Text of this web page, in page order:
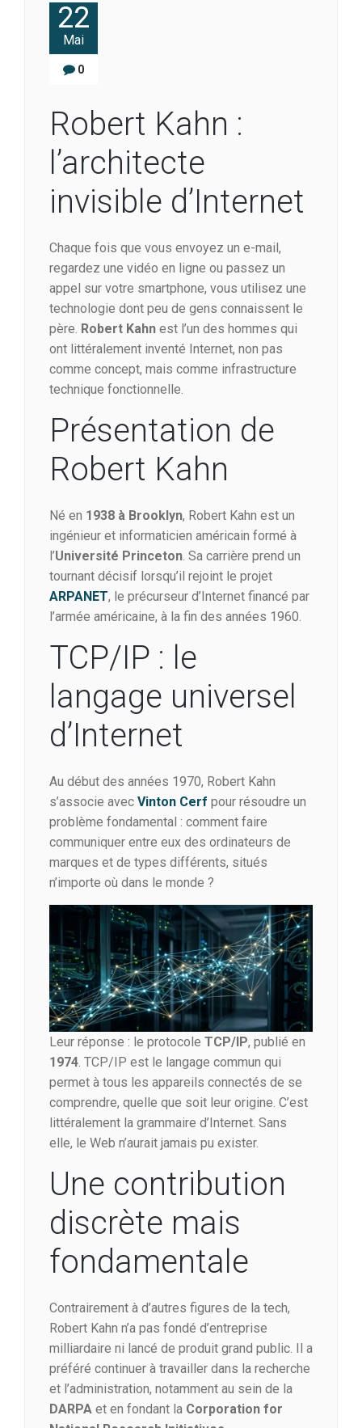
22
Mai
0
Robert Kahn :
l’architecte
invisible d’Internet
Chaque fois que vous envoyez un e-mail,
regardez une vidéo en ligne ou passez un
appel sur votre smartphone, vous utilisez une
technologie dont peu de gens connaissent le
père. Robert Kahn est l’un des hommes qui
ont littéralement inventé Internet, non pas
comme concept, mais comme infrastructure
technique fonctionnelle.
Présentation de
Robert Kahn
Né en 1938 à Brooklyn, Robert Kahn est un
ingénieur et informaticien américain formé à
l’Université Princeton. Sa carrière prend un
tournant décisif lorsqu’il rejoint le projet
ARPANET, le précurseur d’Internet financé par
l’armée américaine, à la fin des années 1960.
TCP/IP : le
langage universel
d’Internet
Au début des années 1970, Robert Kahn
s’associe avec Vinton Cerf pour résoudre un
problème fondamental : comment faire
communiquer entre eux des ordinateurs de
marques et de types différents, situés
n’importe où dans le monde ?
Leur réponse : le protocole TCP/IP, publié en
1974. TCP/IP est le langage commun qui
permet à tous les appareils connectés de se
comprendre, quelle que soit leur origine. C’est
littéralement la grammaire d’Internet. Sans
elle, le Web n’aurait jamais pu exister.
Une contribution
discrète mais
fondamentale
Contrairement à d’autres figures de la tech,
Robert Kahn n’a pas fondé d’entreprise
milliardaire ni lancé de produit grand public. Il a
préféré continuer à travailler dans la recherche
et l’administration, notamment au sein de la
DARPA et en fondant la Corporation for